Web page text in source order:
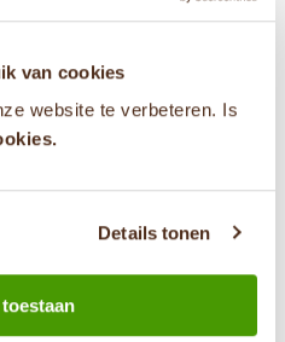
van cookies
website te verbeteren. Is
Details tonen